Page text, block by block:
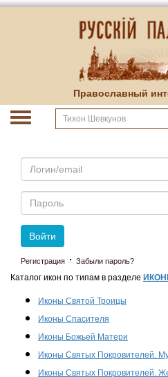
Православный
Email
Пароль
Войти
Регистрация · Забыли пароль?
Каталог икон по типам в разделе
Иконы Святой Троицы
Иконы Спасителя
Иконы Божьей Матери
Иконы Святых Покровителей.
Иконы Святых Покровителей.